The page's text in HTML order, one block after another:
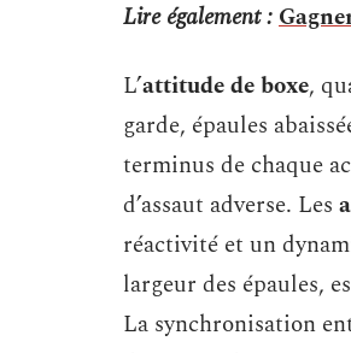
Lire également :
L’attitude de boxe,
garde, épaules
terminus de chaque
d’assaut adverse. Les
réactivité et un
largeur des épaules,
La synchronisation